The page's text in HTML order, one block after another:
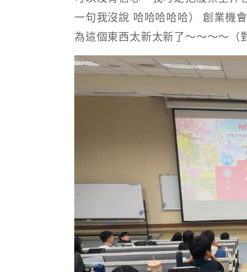
一句我沒說 哈哈哈哈哈） 創業機
為這個東西太新太新了～～～～（